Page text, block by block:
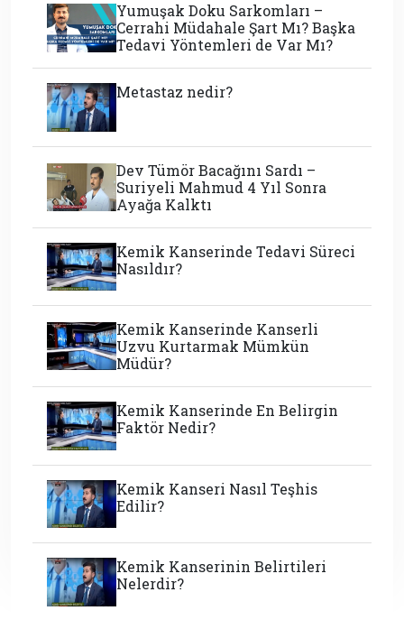
Yumuşak Doku Sarkomları –
Cerrahi Müdahale Şart Mı? Başka
Tedavi Yöntemleri de Var Mı?
Metastaz nedir?
Dev Tümör Bacağını Sardı –
Suriyeli Mahmud 4 Yıl Sonra
Ayağa Kalktı
Kemik Kanserinde Tedavi Süreci
Nasıldır?
Kemik Kanserinde Kanserli
Uzvu Kurtarmak Mümkün
Müdür?
Kemik Kanserinde En Belirgin
Faktör Nedir?
Kemik Kanseri Nasıl Teşhis
Edilir?
Kemik Kanserinin Belirtileri
Nelerdir?